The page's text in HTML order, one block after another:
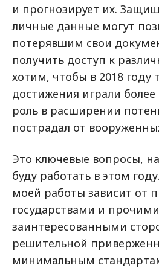
и прогнозирует их.
личные данные могут
потерявшим свои
получить доступ к
хотим, чтобы в 2018 году
достижения играли
роль в расширении
пострадал от
Это ключевые вопросы,
буду работать в этом
моей работы зависит от
государствами и прочими
заинтересованными
решительной
минимальным